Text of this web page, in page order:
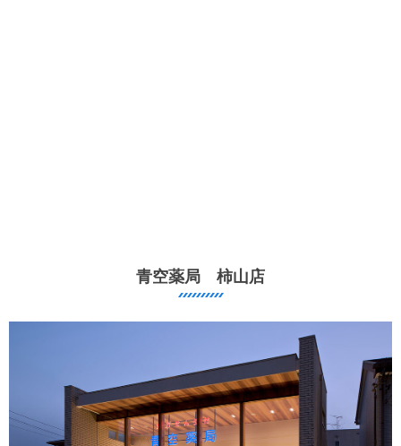
青空薬局 柿山店